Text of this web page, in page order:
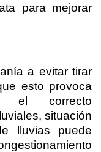
para mejorar
a evitar tirar
esto provoca
el correcto
situación
lluvias puede